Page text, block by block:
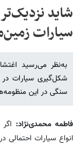
شاید
سیارات
به‌نظر می‌رسید
شکل‌گیری سیارات در
سنگی در این
فاطمه محمدی‌نژاد:
انواع سیارات